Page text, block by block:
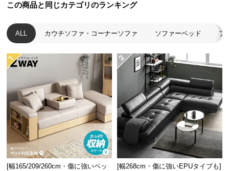
て
返
品・
キ
ャ
セ
ル
に
つ
い
て
この商品と同じカテゴリのランキング
ALL カウチソファ・コーナーソファ ソファーベッド フ
[幅165/209/260cm・傷に強いペッ
[幅268cm・傷に強いEPUタイプも]